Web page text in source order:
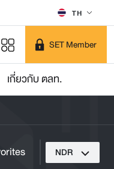
TH
SET Member
เกี่ยวกับ ตลท.
NDR